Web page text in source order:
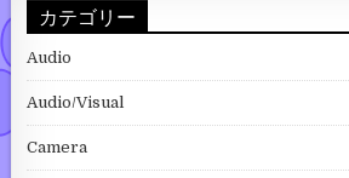
カテゴリー
Audio
Audio/Visual
Camera